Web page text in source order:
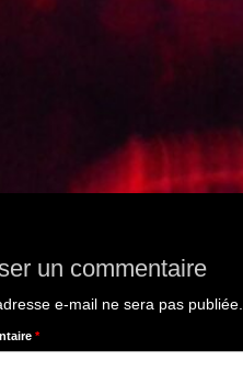
un commentaire
e-mail ne sera pas publiée.
*